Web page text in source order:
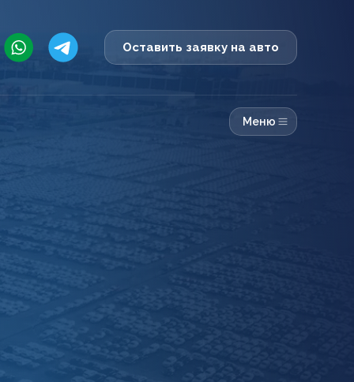
Оставить заявку на авто
Меню